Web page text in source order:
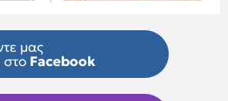
μας
στο Facebook